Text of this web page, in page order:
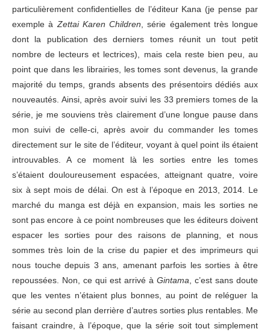
particulièrement confidentielles de l’éditeur Kana (je pense par
exemple àZettai Karen Children, série également très longue
dont la publication des derniers tomes réunit un tout petit
nombre de lecteurs et lectrices), mais cela reste bien peu, au
point que dans les librairies, les tomes sont devenus, la grande
majorité du temps, grands absents des présentoirs dédiés aux
nouveautés. Ainsi, après avoir suivi les 33 premiers tomes de la
série, je me souviens très clairement d’une longue pause dans
mon suivi de celle-ci, après avoir du commander les tomes
directement sur le site de l’éditeur, voyant à quel point ils étaient
introuvables. A ce moment là les sorties entre les tomes
s’étaient douloureusement espacées, atteignant quatre, voire
six à sept mois de délai. On est à l’époque en 2013, 2014. Le
marché du manga est déjà en expansion, mais les sorties ne
sont pas encore à ce point nombreuses que les éditeurs doivent
espacer les sorties pour des raisons de planning, et nous
sommes très loin de la crise du papier et des imprimeurs qui
nous touche depuis 3 ans, amenant parfois les sorties à être
repoussées. Non, ce qui est arrivé à Gintama, c’est sans doute
que les ventes n’étaient plus bonnes, au point de reléguer la
série au second plan derrière d’autres sorties plus rentables. Me
faisant craindre, à l’époque, que la série soit tout simplement